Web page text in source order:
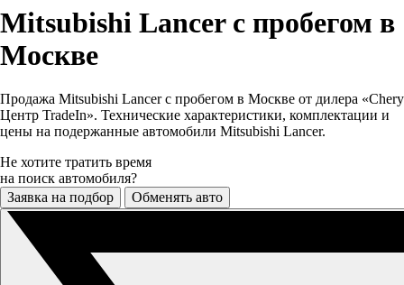
Mitsubishi Lancer с пробегом в
Москве
Продажа Mitsubishi Lancer с пробегом в Москве от дилера «Chery
Центр TradeIn». Технические характеристики, комплектации и
цены на подержанные автомобили Mitsubishi Lancer.
Не хотите тратить время
на поиск автомобиля?
Заявка на подбор
Обменять авто